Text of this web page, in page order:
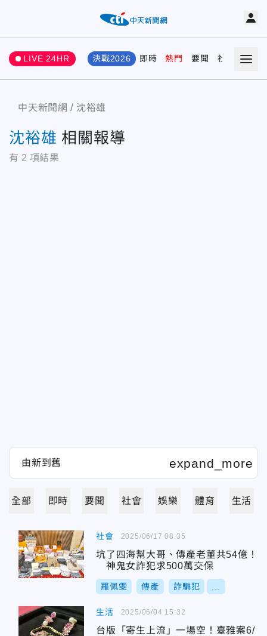
LIVE 24HR 決戰2026 即時 熱門 要聞 社會 娛樂
中天新聞網 沈裕雄
沈裕雄 相關報導
有 2 項結果
全部 即時 要聞 社會 娛樂 體育 生活
社會
坑了四海幫大哥、傳產老董共54億！
神鬼女詐犯求500萬交保
羅佩雯 傳產 詐騙犯
2025/06/17 08:35
生活
台版「寄生上流」一場空！臺雅案6/
2025/06/04 15:32